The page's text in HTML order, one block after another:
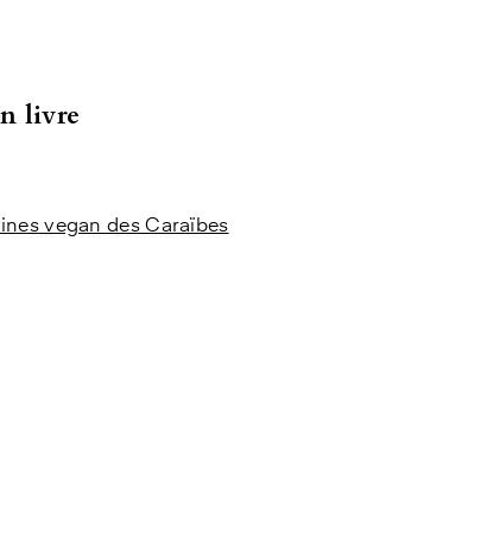
livre
vegan des Caraïbes